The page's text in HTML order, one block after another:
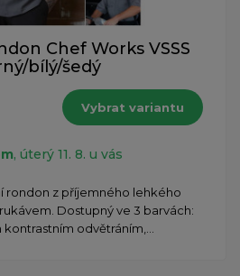
Chef Works VSSS
bílý/šedý
Vybrat variantu
, úterý 11. 8. u vás
rondon z příjemného lehkého
Dostupný ve 3 barvách:
odvětráním,...